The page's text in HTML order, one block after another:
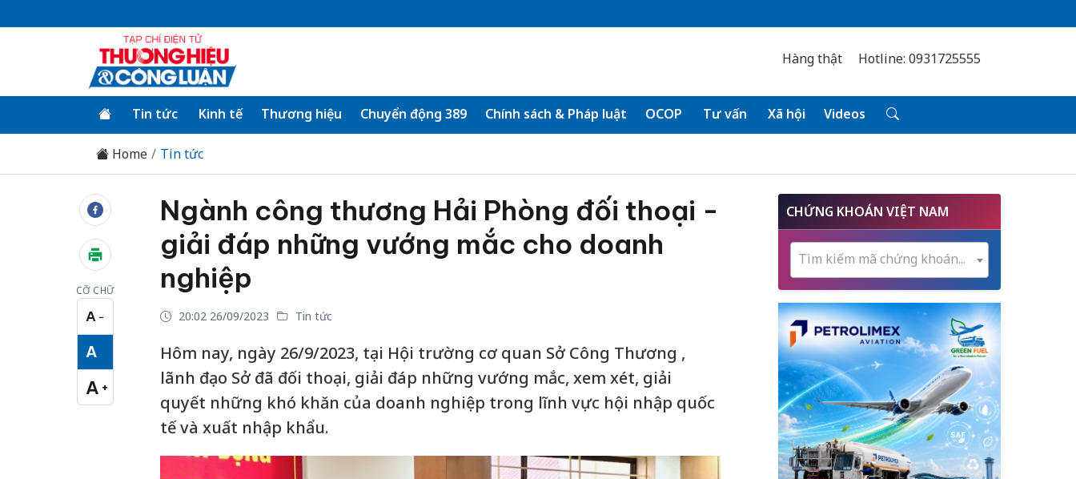
Hàng thật Hotline: 0931725555
Tin tức Kinh tế Thương hiệu Chuyển động 389 Chính sách & Pháp luật OCOP Tư vấn Xã hội Videos
Home Tin tức
CỠ CHỮ
A −
Cỡ chữ nhỏ
A
Cỡ chữ vừa
A +
Cỡ chữ lớn
Ngành công thương Hải Phòng đối thoại -
giải đáp những vướng mắc cho doanh
nghiệp
20:02 26/09/2023 Tin tức
Hôm nay, ngày 26/9/2023, tại Hội trường cơ quan Sở Công Thương ,
lãnh đạo Sở đã đối thoại, giải đáp những vướng mắc, xem xét, giải
quyết những khó khăn của doanh nghiệp trong lĩnh vực hội nhập quốc
tế và xuất nhập khẩu.
CHỨNG KHOÁN VIỆT NAM
Tìm kiếm mã chứng khoán...